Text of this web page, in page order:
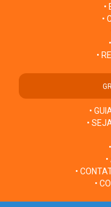
•
•
•
•
•
•
•